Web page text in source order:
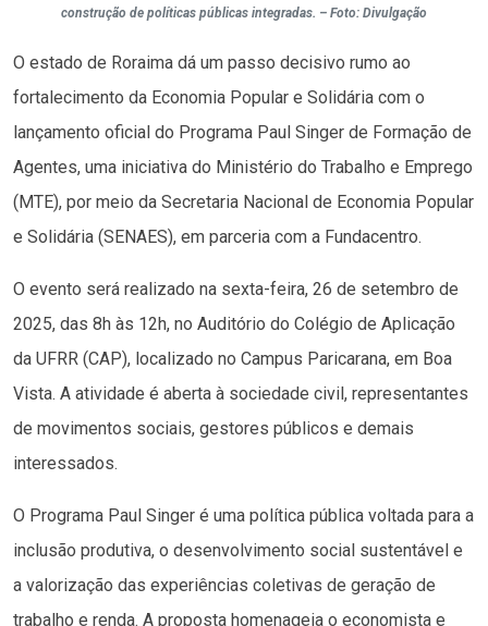
construção de políticas públicas integradas. – Foto: Divulgação
O estado de Roraima dá um passo decisivo rumo ao
fortalecimento da Economia Popular e Solidária com o
lançamento oficial do Programa Paul Singer de Formação de
Agentes, uma iniciativa do Ministério do Trabalho e Emprego
(MTE), por meio da Secretaria Nacional de Economia Popular
e Solidária (SENAES), em parceria com a Fundacentro.
O evento será realizado na sexta-feira, 26 de setembro de
2025, das 8h às 12h, no Auditório do Colégio de Aplicação
da UFRR (CAP), localizado no Campus Paricarana, em Boa
Vista. A atividade é aberta à sociedade civil, representantes
de movimentos sociais, gestores públicos e demais
interessados.
O Programa Paul Singer é uma política pública voltada para a
inclusão produtiva, o desenvolvimento social sustentável e
a valorização das experiências coletivas de geração de
trabalho e renda. A proposta homenageia o economista e